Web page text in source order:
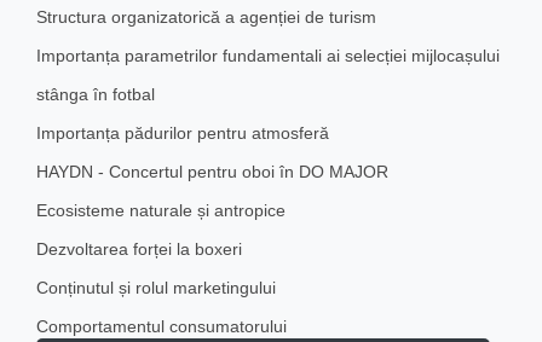
Structura organizatorică a agenției de turism
Importanța parametrilor fundamentali ai selecției mijlocașului
stânga în fotbal
Importanța pădurilor pentru atmosferă
HAYDN - Concertul pentru oboi în DO MAJOR
Ecosisteme naturale și antropice
Dezvoltarea forței la boxeri
Conținutul și rolul marketingului
Comportamentul consumatorului